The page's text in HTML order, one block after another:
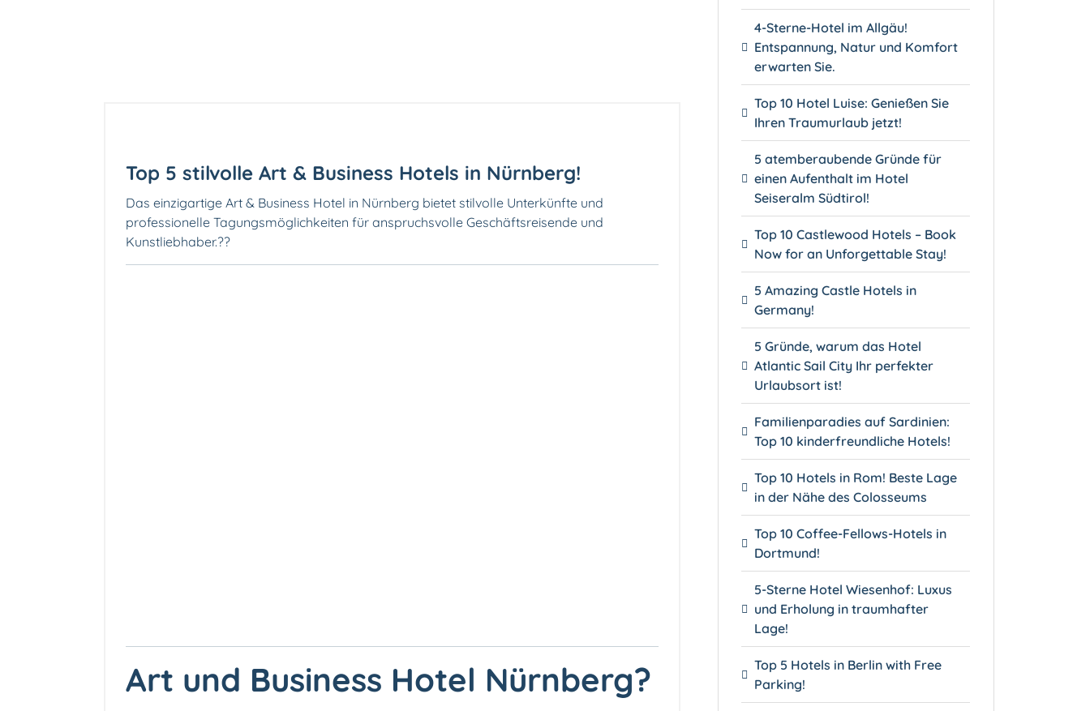
Top 5 stilvolle Art & Business Hotels in Nürnberg!
Das einzigartige Art & Business Hotel in Nürnberg bietet stilvolle Unterkünfte und
professionelle Tagungsmöglichkeiten für anspruchsvolle Geschäftsreisende und
Kunstliebhaber.??
Art und Business Hotel Nürnberg️?
4-Sterne-Hotel im Allgäu!
Entspannung, Natur und Komfort
erwarten Sie.
Top 10 Hotel Luise: Genießen Sie
Ihren Traumurlaub jetzt!
5 atemberaubende Gründe für
einen Aufenthalt im Hotel
Seiseralm Südtirol!
Top 10 Castlewood Hotels – Book
Now for an Unforgettable Stay!
5 Amazing Castle Hotels in
Germany!
5 Gründe, warum das Hotel
Atlantic Sail City Ihr perfekter
Urlaubsort ist!
Familienparadies auf Sardinien:
Top 10 kinderfreundliche Hotels!
Top 10 Hotels in Rom! Beste Lage
in der Nähe des Colosseums
Top 10 Coffee-Fellows-Hotels in
Dortmund!
5-Sterne Hotel Wiesenhof: Luxus
und Erholung in traumhafter
Lage!
Top 5 Hotels in Berlin with Free
Parking!